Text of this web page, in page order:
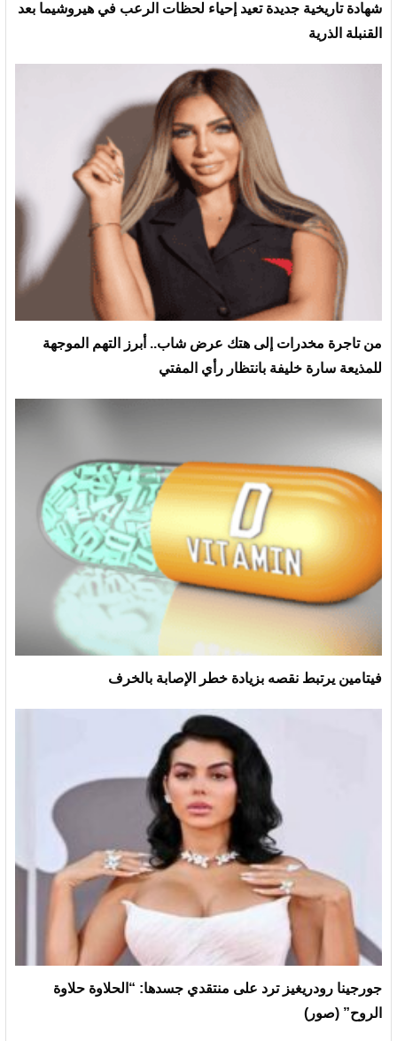
شهادة تاريخية جديدة تعيد إحياء لحظات الرعب في هيروشيما بعد
القنبلة الذرية
من تاجرة مخدرات إلى هتك عرض شاب.. أبرز التهم الموجهة
للمذيعة سارة خليفة بانتظار رأي المفتي
فيتامين يرتبط نقصه بزيادة خطر الإصابة بالخرف
جورجينا رودريغيز ترد على منتقدي جسدها: “الحلاوة حلاوة
الروح” (صور)